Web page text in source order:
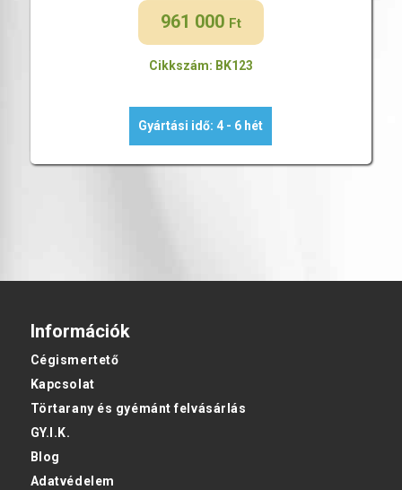
961 000 Ft
Cikkszám: BK123
Gyártási idő: 4 - 6 hét
Információk
Cégismertető
Kapcsolat
Törtarany és gyémánt felvásárlás
GY.I.K.
Blog
Adatvédelem